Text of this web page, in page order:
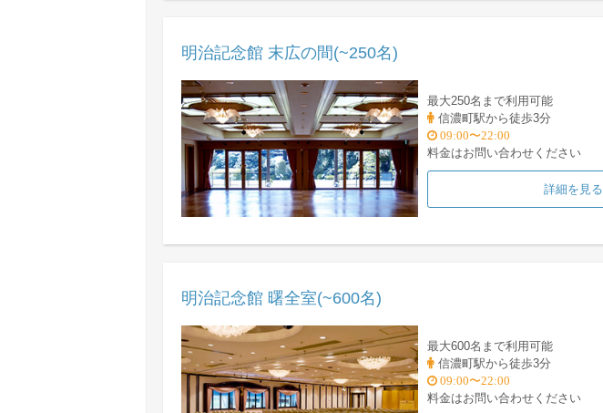
明治記念館 末広の間(~250名)
最大250名まで利用可能
信濃町駅から徒歩3分
09:00〜22:00
料金はお問い合わせください
詳細を見る
明治記念館 曙全室(~600名)
最大600名まで利用可能
信濃町駅から徒歩3分
09:00〜22:00
料金はお問い合わせください